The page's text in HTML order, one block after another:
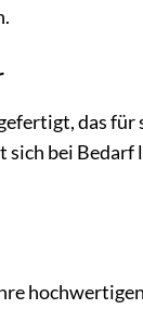
das für
bei Bedarf